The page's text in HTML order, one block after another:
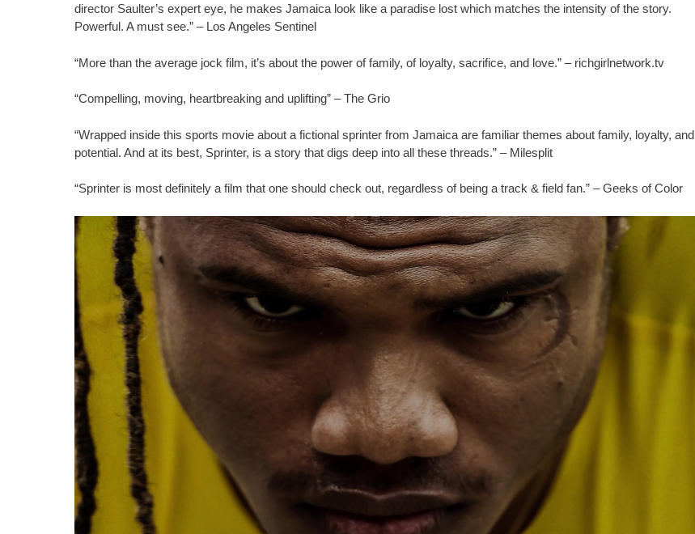
director Saulter’s expert eye, he makes Jamaica look like a paradise lost which matches the intensity of the story.
Powerful. A must see.” – Los Angeles Sentinel
“More than the average jock film, it’s about the power of family, of loyalty, sacrifice, and love.” – richgirlnetwork.tv
“Compelling, moving, heartbreaking and uplifting” – The Grio
“Wrapped inside this sports movie about a fictional sprinter from Jamaica are familiar themes about family, loyalty, and
potential. And at its best, Sprinter, is a story that digs deep into all these threads.” – Milesplit
“Sprinter is most definitely a film that one should check out, regardless of being a track & field fan.” – Geeks of Color